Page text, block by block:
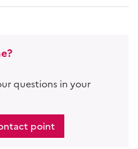
questions in your
point